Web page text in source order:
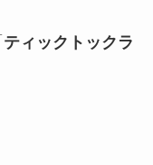
ティックトックラ